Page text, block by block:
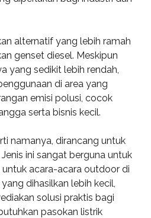
alternatif yang lebih ramah
genset diesel. Meskipun
yang sedikit lebih rendah,
di area yang
emisi polusi, cocok
serta bisnis kecil.
namanya, dirancang untuk
ini sangat berguna untuk
acara-acara outdoor di
dihasilkan lebih kecil,
solusi praktis bagi
pasokan listrik